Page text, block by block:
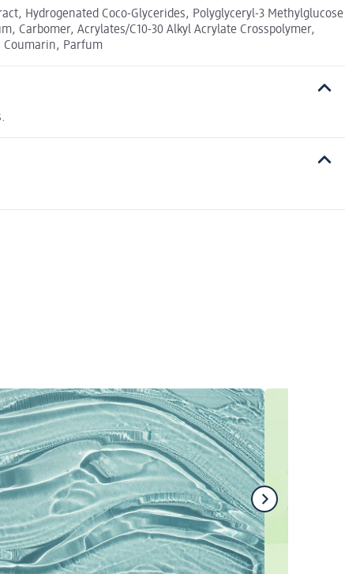
Hydrogenated Coco-Glycerides, Polyglyceryl-3 Methylglucose
Carbomer, Acrylates/C10-30 Alkyl Acrylate Crosspolymer,
Coumarin, Parfum